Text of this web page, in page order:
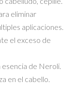
eliminar
aplicaciones.
el exceso de
esencia de Neroli.
en el cabello.